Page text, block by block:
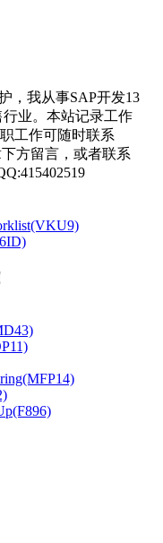
，我从事SAP开发13
业。本站记录工作
工作可随时联系
方留言，或者联系